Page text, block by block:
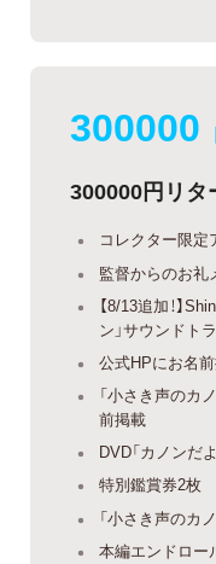
300000
300000円リタ
コレクター限
監督からのお礼
【8/13追加！】
ン」サウンドト
公式HPにお名
「小さき声のカ
前掲載
DVD「カノンだ
特別鑑賞券2枚
「小さき声のカ
本編エンドロー